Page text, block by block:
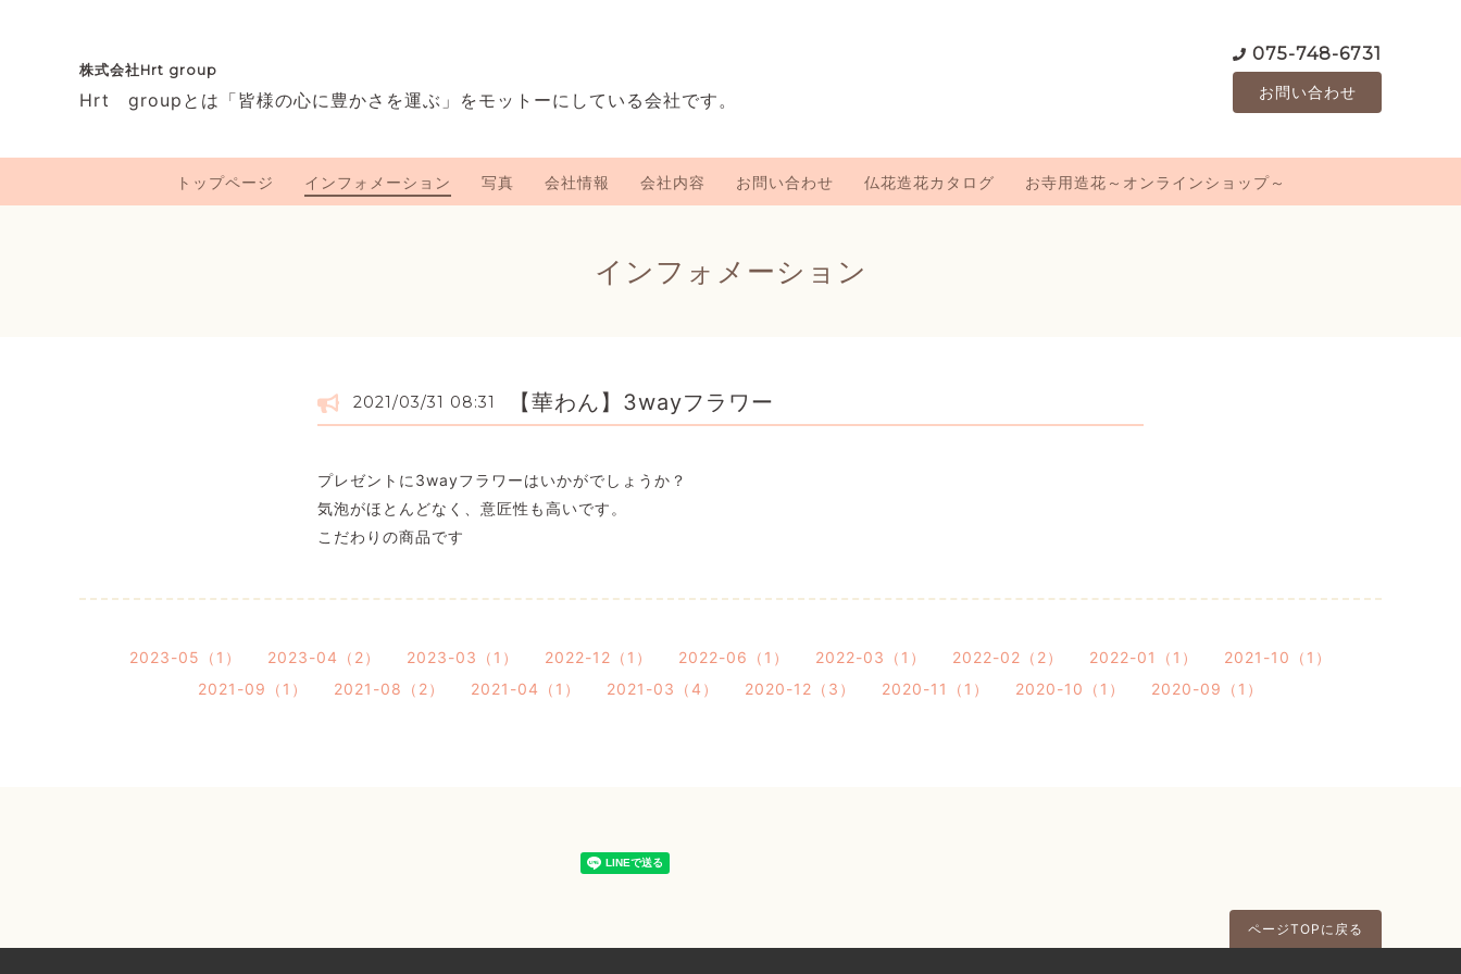
株式会社Hrt group
Hrt groupとは「皆様の心に豊かさを運ぶ」をモットーにしている会社です。
075-748-6731
お問い合わせ
トップページ インフォメーション 写真 会社情報 会社内容 お問い合わせ 仏花造花カタログ お寺用造花～オンラインショップ～
インフォメーション
2021/03/31 08:31 【華わん】3wayフラワー
プレゼントに3wayフラワーはいかがでしょうか？
気泡がほとんどなく、意匠性も高いです。
こだわりの商品です
2023-05（1） 2023-04（2） 2023-03（1） 2022-12（1） 2022-06（1） 2022-03（1） 2022-02（2） 2022-01（1）
2021-10（1）
2021-09（1）
2021-08（2） 2021-04（1） 2021-03（4） 2020-12（3） 2020-11（1） 2020-10（1） 2020-09（1）
ページTOPに戻る